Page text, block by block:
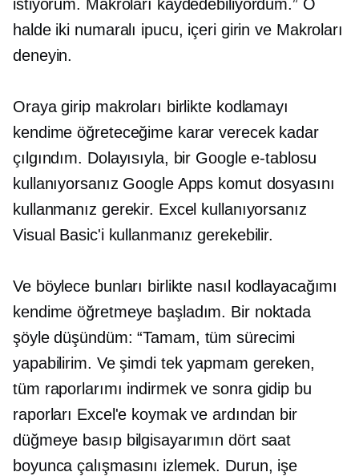
istiyorum. Makroları kaydedebiliyordum.” O
halde iki numaralı ipucu, içeri girin ve Makroları
deneyin.
Oraya girip makroları birlikte kodlamayı
kendime öğreteceğime karar verecek kadar
çılgındım. Dolayısıyla, bir Google e-tablosu
kullanıyorsanız Google Apps komut dosyasını
kullanmanız gerekir. Excel kullanıyorsanız
Visual Basic'i kullanmanız gerekebilir.
Ve böylece bunları birlikte nasıl kodlayacağımı
kendime öğretmeye başladım. Bir noktada
şöyle düşündüm: “Tamam, tüm sürecimi
yapabilirim. Ve şimdi tek yapmam gereken,
tüm raporlarımı indirmek ve sonra gidip bu
raporları Excel'e koymak ve ardından bir
düğmeye basıp bilgisayarımın dört saat
boyunca çalışmasını izlemek. Durun, işe